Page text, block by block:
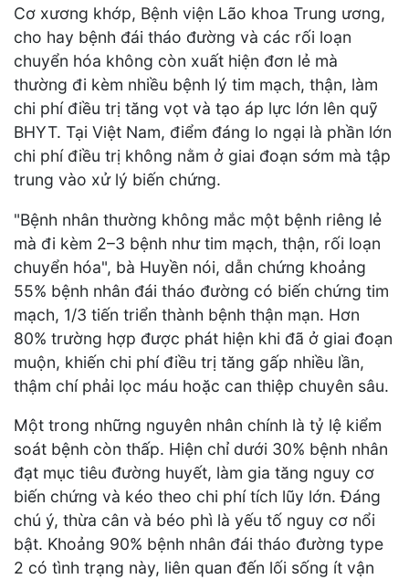
Cơ xương khớp, Bệnh viện Lão khoa Trung ương,
cho hay bệnh đái tháo đường và các rối loạn
chuyển hóa không còn xuất hiện đơn lẻ mà
thường đi kèm nhiều bệnh lý tim mạch, thận, làm
chi phí điều trị tăng vọt và tạo áp lực lớn lên quỹ
BHYT. Tại Việt Nam, điểm đáng lo ngại là phần lớn
chi phí điều trị không nằm ở giai đoạn sớm mà tập
trung vào xử lý biến chứng.
"Bệnh nhân thường không mắc một bệnh riêng lẻ
mà đi kèm 2–3 bệnh như tim mạch, thận, rối loạn
chuyển hóa", bà Huyền nói, dẫn chứng khoảng
55% bệnh nhân đái tháo đường có biến chứng tim
mạch, 1/3 tiến triển thành bệnh thận mạn. Hơn
80% trường hợp được phát hiện khi đã ở giai đoạn
muộn, khiến chi phí điều trị tăng gấp nhiều lần,
thậm chí phải lọc máu hoặc can thiệp chuyên sâu.
Một trong những nguyên nhân chính là tỷ lệ kiểm
soát bệnh còn thấp. Hiện chỉ dưới 30% bệnh nhân
đạt mục tiêu đường huyết, làm gia tăng nguy cơ
biến chứng và kéo theo chi phí tích lũy lớn. Đáng
chú ý, thừa cân và béo phì là yếu tố nguy cơ nổi
bật. Khoảng 90% bệnh nhân đái tháo đường type
2 có tình trạng này, liên quan đến lối sống ít vận